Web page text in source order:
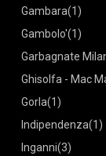
Gambara(1)
Gambolo'(1)
Garbagnate
Ghisolfa - Mac
Gorla(1)
Indipendenza(1)
Inganni(3)